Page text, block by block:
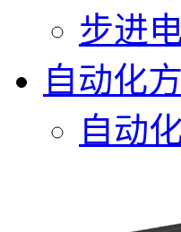
步进
自动化
自动